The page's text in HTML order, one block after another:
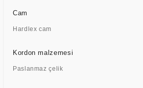
Cam
Hardlex cam
Kordon malzemesi
Paslanmaz çelik